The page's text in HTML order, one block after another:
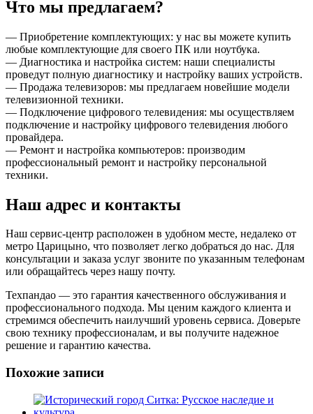
Что мы предлагаем?
— Приобретение комплектующих: у нас вы можете купить
любые комплектующие для своего ПК или ноутбука.
— Диагностика и настройка систем: наши специалисты
проведут полную диагностику и настройку ваших устройств.
— Продажа телевизоров: мы предлагаем новейшие модели
телевизионной техники.
— Подключение цифрового телевидения: мы осуществляем
подключение и настройку цифрового телевидения любого
провайдера.
— Ремонт и настройка компьютеров: производим
профессиональный ремонт и настройку персональной
техники.
Наш адрес и контакты
Наш сервис-центр расположен в удобном месте, недалеко от
метро Царицыно, что позволяет легко добраться до нас. Для
консультации и заказа услуг звоните по указанным телефонам
или обращайтесь через нашу почту.
Техпандао — это гарантия качественного обслуживания и
профессионального подхода. Мы ценим каждого клиента и
стремимся обеспечить наилучший уровень сервиса. Доверьте
свою технику профессионалам, и вы получите надежное
решение и гарантию качества.
Похожие записи